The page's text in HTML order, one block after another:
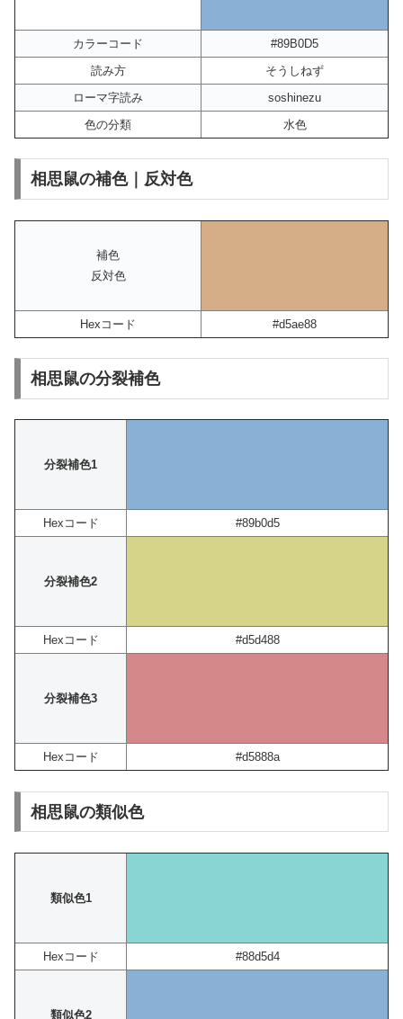
カラーコード
#89B0D5
読み方
そうしねず
ローマ字読み
soshinezu
色の分類
水色
相思鼠の補色｜反対色
補色
反対色
Hexコード #d5ae88
相思鼠の分裂補色
分裂補色1
Hexコード #89b0d5
分裂補色2
Hexコード #d5d488
分裂補色3
Hexコード #d5888a
相思鼠の類似色
類似色1
Hexコード #88d5d4
類似色2